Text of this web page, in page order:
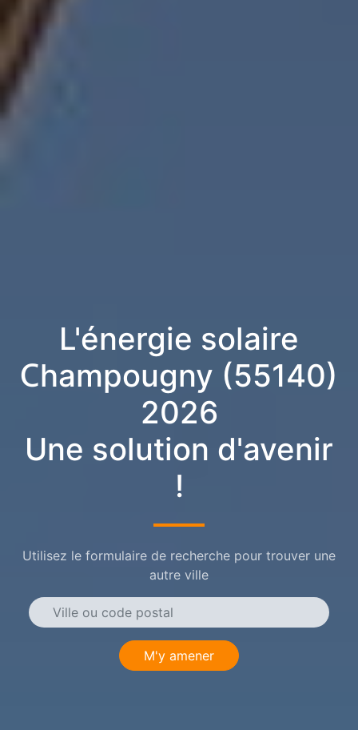
L'énergie solaire
Champougny (55140)
2026
Une solution d'avenir
!
Utilisez le formulaire de recherche pour trouver une
autre ville
M'y amener